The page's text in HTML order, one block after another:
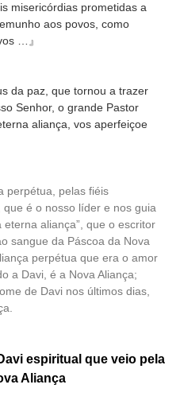
misericórdias prometidas a
aos povos, como
…』
da paz, que tornou a trazer
Senhor, o grande Pastor
aliança, vos aperfeiçoe
perpétua, pelas fiéis
é o nosso líder e nos guia
aliança”, que o escritor
sangue da Páscoa da Nova
perpétua que era o amor
a Davi, é a Nova Aliança;
de Davi nos últimos dias,
espiritual que veio pela
Aliança